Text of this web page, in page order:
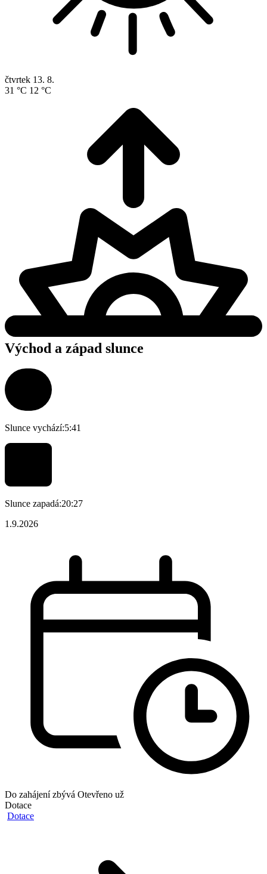
čtvrtek 13. 8.
31 °C 12 °C
Východ a západ slunce
Slunce vychází:5:41
Slunce zapadá:20:27
1.9.2026
Do zahájení zbývá Otevřeno už
Dotace
Dotace